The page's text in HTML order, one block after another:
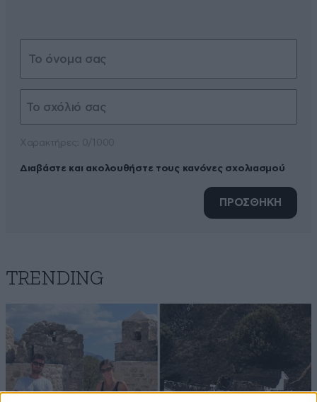
Διαβάστε και ακολουθήστε τους κανόνες σχολιασμού
ΠΡΟΣΘΗΚΗ
TRENDING